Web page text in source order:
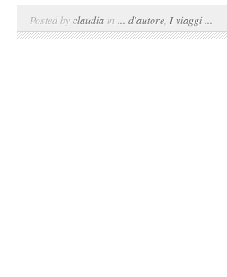
Posted byclaudia in ... d'autore I viaggi ...